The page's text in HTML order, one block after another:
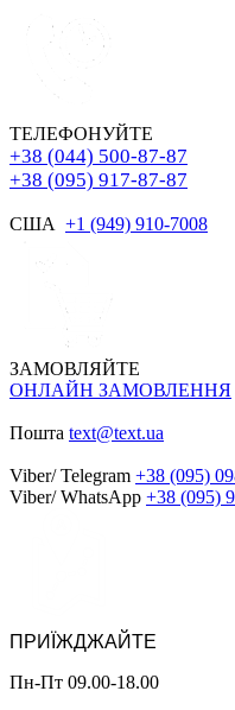
ТЕЛЕФОНУЙТЕ
+38 (044) 500-87-87
+38 (095) 917-87-87
США +1 (949) 910-7008
ЗАМОВЛЯЙТЕ
ОНЛАЙН ЗАМОВЛЕННЯ
Пошта text@text.ua
Viber/ Telegram +38 (095)
Viber/ WhatsApp +38 (095)
ПРИЇЖДЖАЙТЕ
Пн-Пт 09.00-18.00